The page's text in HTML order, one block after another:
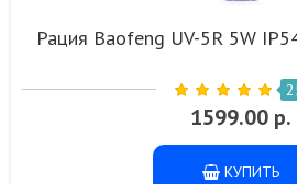
Рация Baofeng UV-5R 5W
1599.00 р.
КУПИТЬ